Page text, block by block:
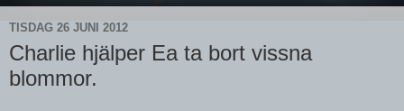
TISDAG 26 JUNI 2012
Charlie hjälper Ea ta bort vissna
blommor.